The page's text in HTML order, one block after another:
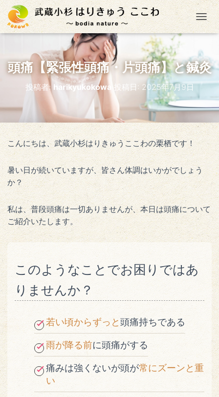
ナ
頭痛【緊張性頭痛・片頭痛】と鍼灸
投稿者: harikyukokowa 投稿日: 2025年7月9日
こんにちは、武蔵小杉はりきゅうここわの栗栖です！
暑い日が続いていますが、皆さん体調はいかがでしょう
か？
私は、普段頭痛は一切ありませんが、本日は頭痛について
ご紹介いたします。
このようなことでお困りではあ
りませんか？
若い頃からずっと頭痛持ちである
雨が降る前に頭痛がする
痛みは強くないが頭が常にズーンと重
い